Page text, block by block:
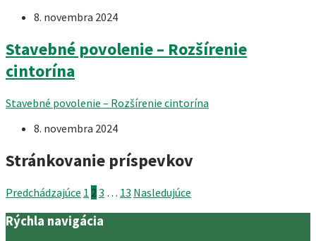
8. novembra 2024
Stavebné povolenie – Rozšírenie
cintorína
Stavebné povolenie – Rozšírenie cintorína
8. novembra 2024
Stránkovanie príspevkov
Predchádzajúce 1 2 3 … 13 Nasledujúce
Rýchla navigácia